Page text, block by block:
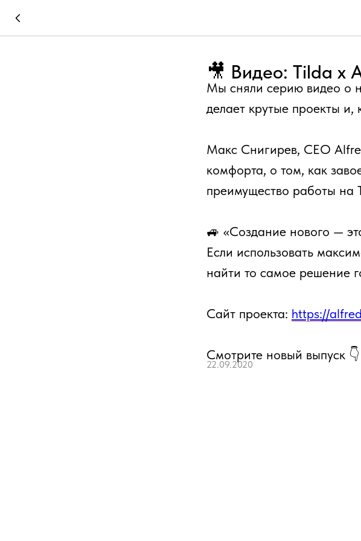
🎥 Видео: Tilda x
Мы сняли серию видео о
делает крутые проекты и,
Макс Снигирев, CEO
комфорта, о том, как
преимущество работы на
🚙 «Создание нового —
Если использовать
найти то самое решение
Сайт проекта: https://
Cмотрите новый выпуск 👇
22.09.2020